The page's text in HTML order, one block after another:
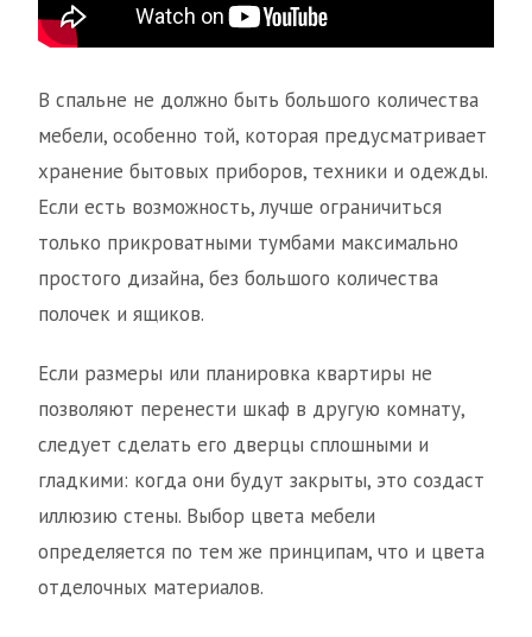
В спальне не должно быть большого количества
мебели, особенно той, которая предусматривает
хранение бытовых приборов, техники и одежды.
Если есть возможность, лучше ограничиться
только прикроватными тумбами максимально
простого дизайна, без большого количества
полочек и ящиков.
Если размеры или планировка квартиры не
позволяют перенести шкаф в другую комнату,
следует сделать его дверцы сплошными и
гладкими: когда они будут закрыты, это создаст
иллюзию стены. Выбор цвета мебели
определяется по тем же принципам, что и цвета
отделочных материалов.